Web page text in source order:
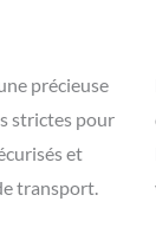
précieuse
strictes pour
et
transport.